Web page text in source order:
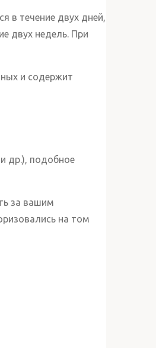
в течение двух дней,
двух недель. При
и содержит
др.), подобное
за вашим
на том